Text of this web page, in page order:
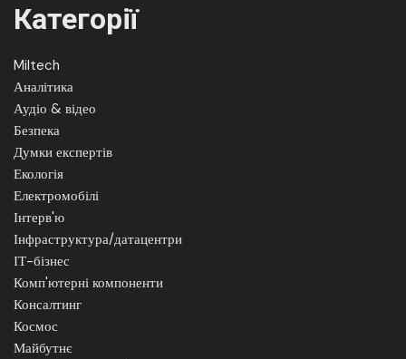
Категорії
Miltech
Аналітика
Аудіо & відео
Безпека
Думки експертів
Екологія
Електромобілі
Інтерв'ю
Інфраструктура/датацентри
ІТ-бізнес
Комп'ютерні компоненти
Консалтинг
Космос
Майбутнє